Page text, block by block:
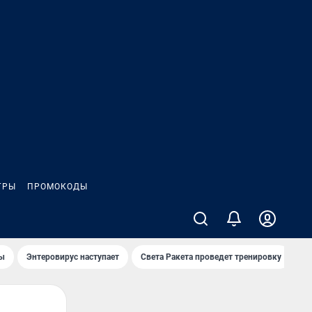
ПРОМОКОДЫ
Энтеровирус наступает Света Ракета проведет тренировку